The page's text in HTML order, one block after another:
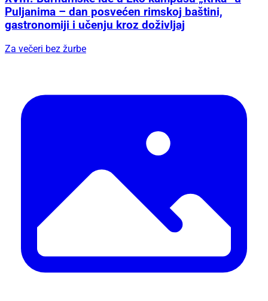
Puljanima – dan posvećen rimskoj baštini,
gastronomiji i učenju kroz doživljaj
Za večeri bez žurbe